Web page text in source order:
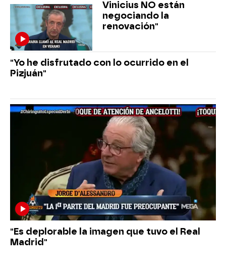
Vinicius NO están
negociando la
renovación"
"Yo he disfrutado con lo ocurrido en el
Pizjuán"
"Es deplorable la imagen que tuvo el Real
Madrid"